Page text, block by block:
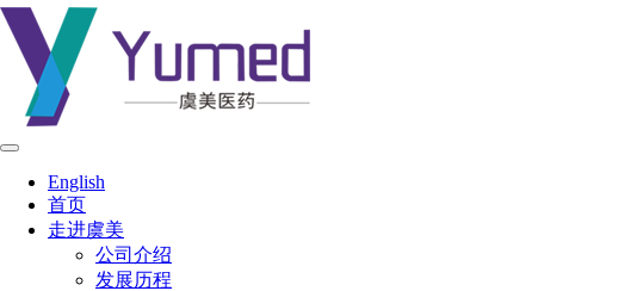
English
首页
走进虞美
公司介绍
发展历程